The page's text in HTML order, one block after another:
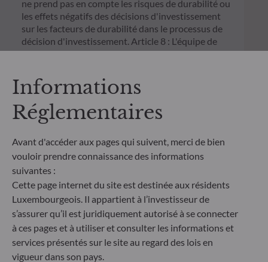
ne prend pas en compte les risques de durabilité ou
les effets négatifs des décisions d'investissement
sur les facteurs de durabilité dans le processus de
décision d'investissement. Article 8 : L'équipe de
gestion traite les risques de durabilité en intégrant
Gouvernance) dans son processus de décision
d'investissement. Article 9 : L'équipe de gestion suit
un objectif d'investissement durable strict qui
contribue de manière significative aux défis de la
durabilité par le biais de notations fournies par le
fournisseur externe de données ESG de la société
de gestion
Informations
Réglementaires
Avant d'accéder aux pages qui suivent, merci de bien
vouloir prendre connaissance des informations
suivantes :
Cette page internet du site est destinée aux résidents
Luxembourgeois. Il appartient à l’investisseur de
s’assurer qu’il est juridiquement autorisé à se connecter
à ces pages et à utiliser et consulter les informations et
services présentés sur le site au regard des lois en
vigueur dans son pays.